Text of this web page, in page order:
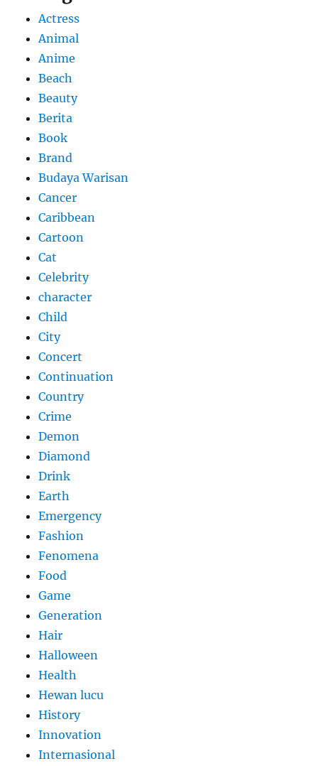
Actress
Animal
Anime
Beach
Beauty
Berita
Book
Brand
Budaya Warisan
Cancer
Caribbean
Cartoon
Cat
Celebrity
character
Child
City
Concert
Continuation
Country
Crime
Demon
Diamond
Drink
Earth
Emergency
Fashion
Fenomena
Food
Game
Generation
Hair
Halloween
Health
Hewan lucu
History
Innovation
Internasional